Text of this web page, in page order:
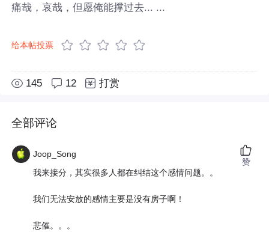
痛哉，哀哉，但愿俺能撑过去... ...
给本帖投票
145 12 打赏
全部评论
Joop_Song
我来接分，其实很多人都在纠结这个感情问题。。
我们无法安放的感情主要是没有房子啊！
悲催。。。
赞